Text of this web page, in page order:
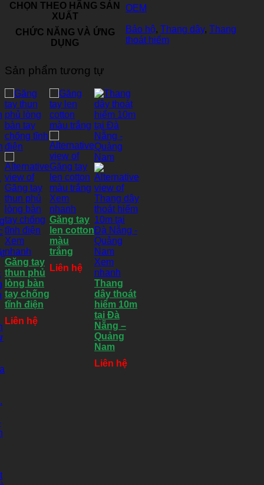
CHỌN THEO HÃNG SẢN
XUẤT
OEM
CHỨC NĂNG VÀ ỨNG
DỤNG
Bảo hộ, Thang dây, Thang
thoát hiểm
Sản phẩm tương tự
Xem
nhanh
Găng tay
thun phủ
lòng bàn
tay chống
tĩnh điện
Liên hệ
Xem
nhanh
Găng tay
len cotton
màu
trắng
Liên hệ
Xem
nhanh
Thang
dây thoát
hiểm 10m
tại Đà
Nẵng –
Quảng
Nam
Liên hệ